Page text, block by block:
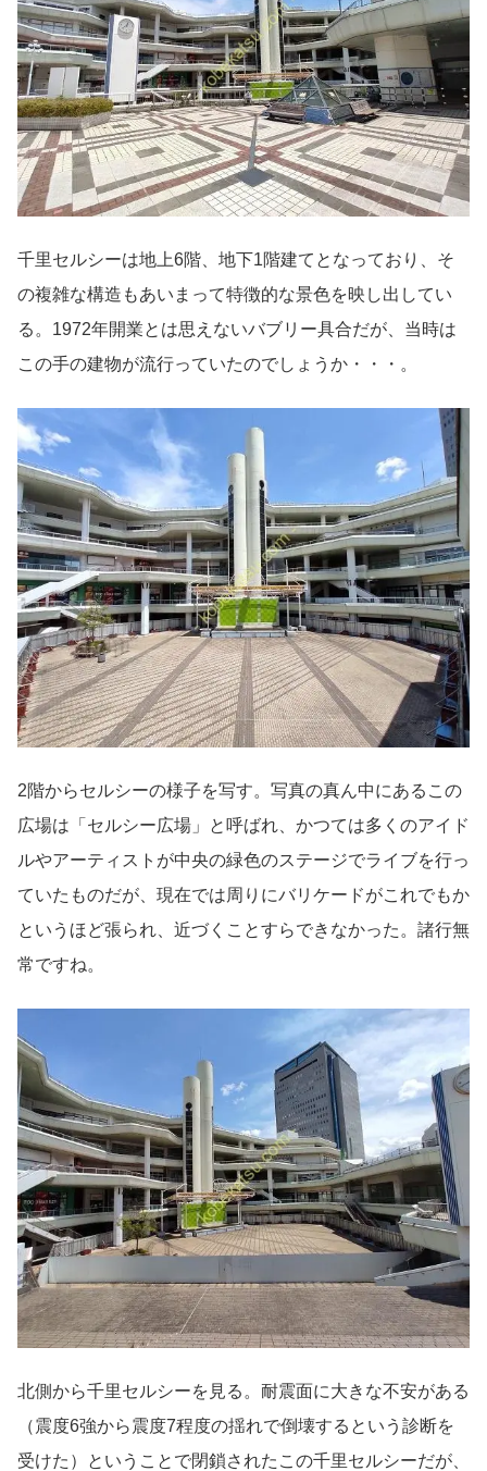
千里セルシーは地上6階、地下1階建てとなっており、そ
の複雑な構造もあいまって特徴的な景色を映し出してい
る。1972年開業とは思えないバブリー具合だが、当時は
この手の建物が流行っていたのでしょうか・・・。
2階からセルシーの様子を写す。写真の真ん中にあるこの
広場は「セルシー広場」と呼ばれ、かつては多くのアイド
ルやアーティストが中央の緑色のステージでライブを行っ
ていたものだが、現在では周りにバリケードがこれでもか
というほど張られ、近づくことすらできなかった。諸行無
常ですね。
北側から千里セルシーを見る。耐震面に大きな不安がある
（震度6強から震度7程度の揺れで倒壊するという診断を
受けた）ということで閉鎖されたこの千里セルシーだが、